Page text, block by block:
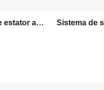
Sistema de soldadura de estator a laser com ecrã táctil Sistema de